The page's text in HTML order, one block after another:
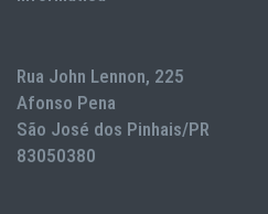
Rua John Lennon, 225
Afonso Pena
São José dos Pinhais/PR
83050380